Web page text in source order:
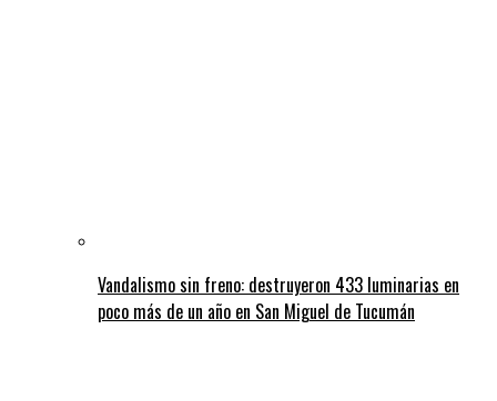
Vandalismo sin freno: destruyeron 433 luminarias en
poco más de un año en San Miguel de Tucumán